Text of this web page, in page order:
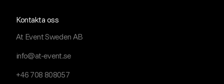
Kontakta oss
At Event Sweden AB
info@at-event.se
+46 708 808057